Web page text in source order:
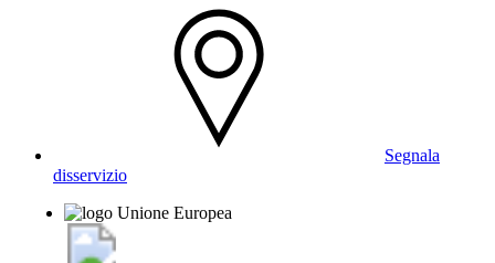
Segnala
disservizio